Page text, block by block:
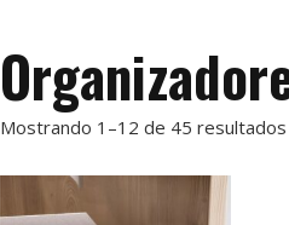
Mostrando 1–12 de 45 resultados